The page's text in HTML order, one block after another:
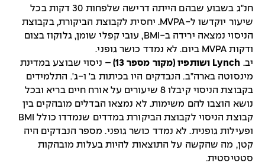
חנ"ג בשבוע שבהם הייתה דרישה שלפחות 30 דקות בכל
שיעור יוקדשו ל-MVPA. יחסית לקבוצת הביקורת, בקבוצת
הניסוי נמצאה ירידה ב-BMI, עובי קפלי שומן, גלוקוז בצום
ודקות MVPA ביום. לא נמדד כושר גופני.
יב. Lynch ושותפיו (מקור מספר 13)
– ניסוי שבוצע במדינת
מינסוטה בארה"ב. הנבדקים היו בכיתות ב' ו-ג'. התלמידים
בקבוצת הניסוי קיבלו 8 שיעורים על אורח חיים בריא ובכל
נושא הוצבו להם משימות. לא נמצאו הבדלים מובהקים בין
קבוצת הניסוי לקבוצת הביקורת במדדים שנמדדו כולל BMI
ופעילות גופנית. לא נמדד כושר גופני. מספר הנבדקים היה
קטן, מה שהקשה על התוצאות להיות בעלות מובהקות
סטטיסטית.